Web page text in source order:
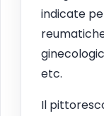
indicate
etc.
Il